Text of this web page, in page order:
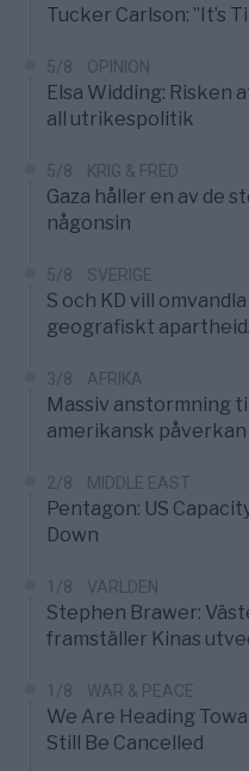
Tucker Carlson: ”It’s
5/8 OPINION
Elsa Widding: Risken
all utrikespolitik
5/8 KRIG & FRED
Gaza håller en av de
någonsin
5/8 SVERIGE
S och KD vill
geografiskt
3/8 AFRIKA
Massiv anstormning
amerikansk påverkan
2/8 MIDDLE EAST
Pentagon: US
Down
1/8 VÄRLDEN
Stephen Brawer:
framställer Kinas
1/8 WAR & PEACE
We Are Heading
Still Be Cancelled